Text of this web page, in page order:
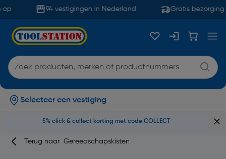
94 vestigingen in Nederland Gratis bezorging
Selecteer een vestiging
5% click & collect korting met code COLLECT
Terug naar Gereedschapskisten